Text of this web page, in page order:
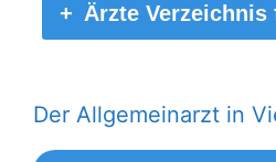
Ärzte Verzeichnis
Der Allgemeinarzt in